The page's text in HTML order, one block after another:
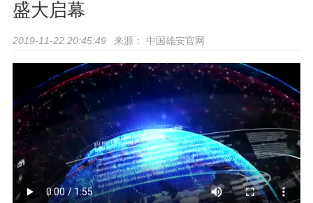
盛大启幕
2019-11-22 20:45:49 来源： 中国雄安官网